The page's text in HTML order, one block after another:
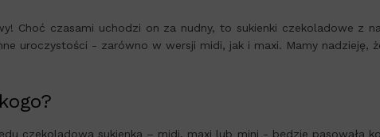
Choć czasami uchodzi on za nudny, to sukienki czekoladowe z
uroczystości - zarówno w wersji midi, jak i maxi. Mamy
czekoladowa sukienka – midi, maxi lub mini - będzie pasowała